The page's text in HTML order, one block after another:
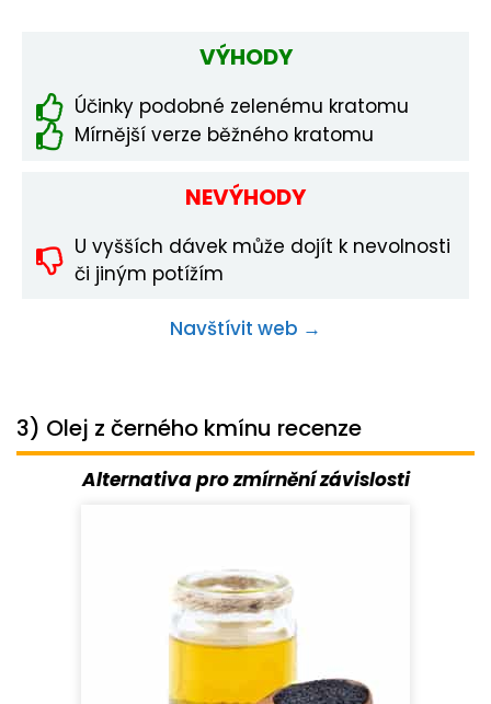
VÝHODY
Účinky podobné zelenému kratomu
Mírnější verze běžného kratomu
NEVÝHODY
U vyšších dávek může dojít k nevolnosti
či jiným potížím
Navštívit web →
3) Olej z černého kmínu recenze
Alternativa pro zmírnění závislosti